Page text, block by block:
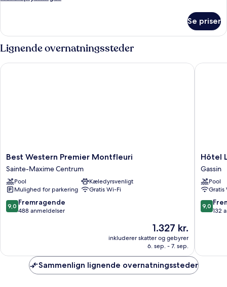
dobbeltværelse
Se priser
Lignende overnatningssteder
Best
Western
Premier
Montfleuri
Sainte-
Maxime
Centrum
Best Western Premier Montfleuri
Sainte-Maxime Centrum
Pool
Kæledyrsvenligt
Mulighed for parkering
Gratis Wi-Fi
9.0
ud
anmeldelser
9,0 Fremragende
488 anmeldelser
Prisen
er
1.327 kr.
1.327 kr.
inkluderer skatter og gebyrer
6. sep. - 7. sep.
Best Western Premier Montfleuri
Hôtel
Les
-
Saint
Tropez
Gassin
Hôtel
Gassin
Pool
Gratis
9.0
ud
9,0
132
Hôtel
Sammenlign lignende overnatningssteder